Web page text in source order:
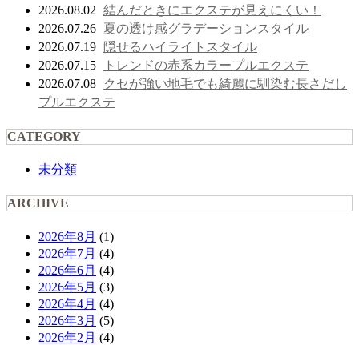
2026.08.02 結んだときにエクステが見えにくい！
2026.07.26 夏の透け感グラデーションスタイル
2026.07.19 隠せるハイライトスタイル
2026.07.15 トレンドの赤系カラープルエクステ
2026.07.08
クセが強い地毛でも綺麗に馴染む長さだし
プルエクステ
CATEGORY
未分類
ARCHIVE
2026年8月 (1)
2026年7月 (4)
2026年6月 (4)
2026年5月 (3)
2026年4月 (4)
2026年3月 (5)
2026年2月 (4)